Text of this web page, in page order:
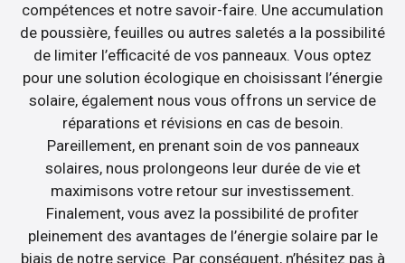
compétences et notre savoir-faire. Une accumulation
de poussière, feuilles ou autres saletés a la possibilité
de limiter l’efficacité de vos panneaux. Vous optez
pour une solution écologique en choisissant l’énergie
solaire, également nous vous offrons un service de
réparations et révisions en cas de besoin.
Pareillement, en prenant soin de vos panneaux
solaires, nous prolongeons leur durée de vie et
maximisons votre retour sur investissement.
Finalement, vous avez la possibilité de profiter
pleinement des avantages de l’énergie solaire par le
biais de notre service. Par conséquent, n’hésitez pas à